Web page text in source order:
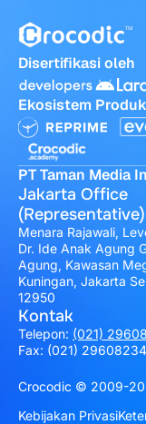
Disertifikasi oleh
Ekosistem
PT Taman Media
Jakarta Office
(Representative)
Menara Rajawali,
Dr. Ide Anak Agung
Agung, Kawasan
Kuningan, Jakarta
12950
Kontak
Telepon: (021)
Fax: (021) 29608234
Crocodic © 2009-
Kebijakan Privasi